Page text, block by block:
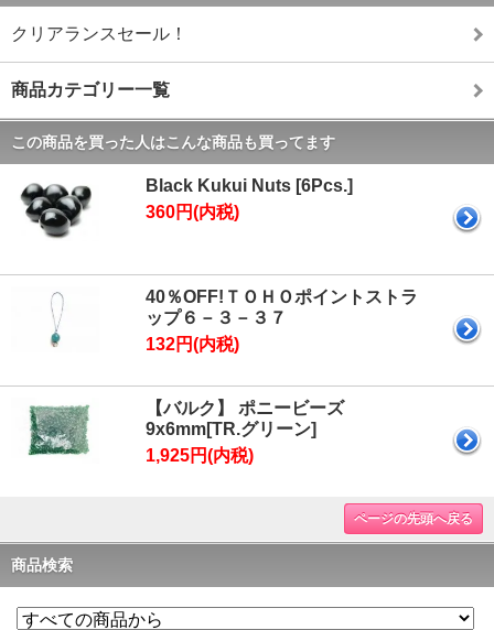
クリアランスセール！
商品カテゴリー一覧
この商品を買った人はこんな商品も買ってます
Black Kukui Nuts [6Pcs.]
360円(内税)
40％OFF!ＴＯＨＯポイントストラ
ップ６－３－３７
132円(内税)
【バルク】 ポニービーズ
9x6mm[TR.グリーン]
1,925円(内税)
ページの先頭へ戻る
商品検索